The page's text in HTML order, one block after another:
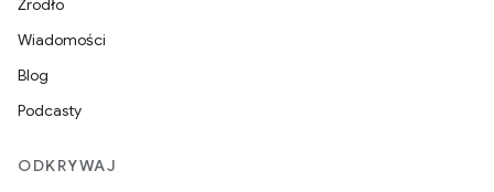
Źródło
Wiadomości
Blog
Podcasty
ODKRYWAJ